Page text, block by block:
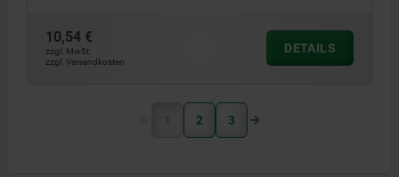
10,54 €
zzgl. MwSt.
zzgl. Versandkosten
DETAILS
1 2 3